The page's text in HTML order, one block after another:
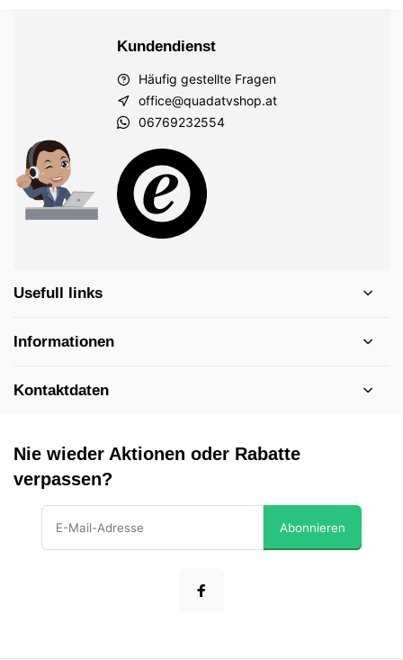
Kundendienst
Häufig gestellte Fragen
office@quadatvshop.at
06769232554
Usefull links
Informationen
Kontaktdaten
Nie wieder Aktionen oder Rabatte
verpassen?
Abonnieren